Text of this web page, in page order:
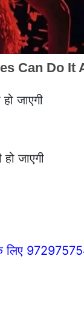
जाएगी
जाएगी
लिए